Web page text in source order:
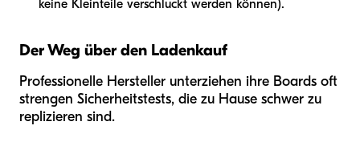
keine Kleinteile verschluckt werden können).
Der Weg über den Ladenkauf
Professionelle Hersteller unterziehen ihre Boards oft
strengen Sicherheitstests, die zu Hause schwer zu
replizieren sind.